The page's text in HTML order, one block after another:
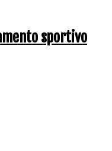
sportivo